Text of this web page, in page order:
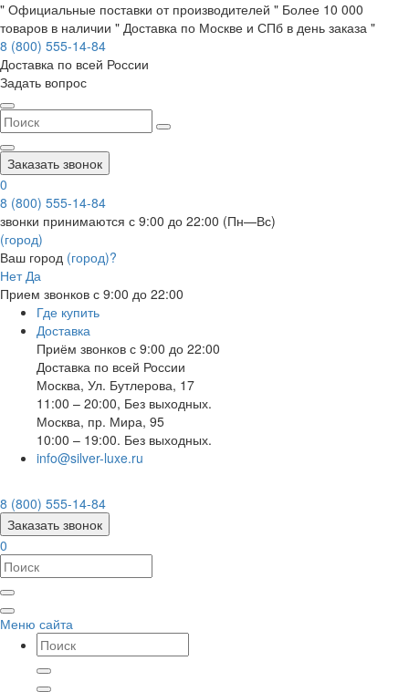
" Официальные поставки от производителей " Более 10 000
товаров в наличии " Доставка по Москве и СПб в день заказа "
8 (800) 555-14-84
Доставка по всей России
Задать вопрос
Заказать звонок
0
8 (800) 555-14-84
звонки принимаются с 9:00 до 22:00 (Пн—Вс)
(город)
Ваш город (город)?
Нет Да
Прием звонков с 9:00 до 22:00
Где купить
Доставка
Приём звонков с 9:00 до 22:00
Доставка по всей России
Москва, Ул. Бутлерова, 17
11:00 – 20:00, Без выходных.
Москва, пр. Мира, 95
10:00 – 19:00. Без выходных.
info@silver-luxe.ru
8 (800) 555-14-84
Заказать звонок
0
Меню сайта